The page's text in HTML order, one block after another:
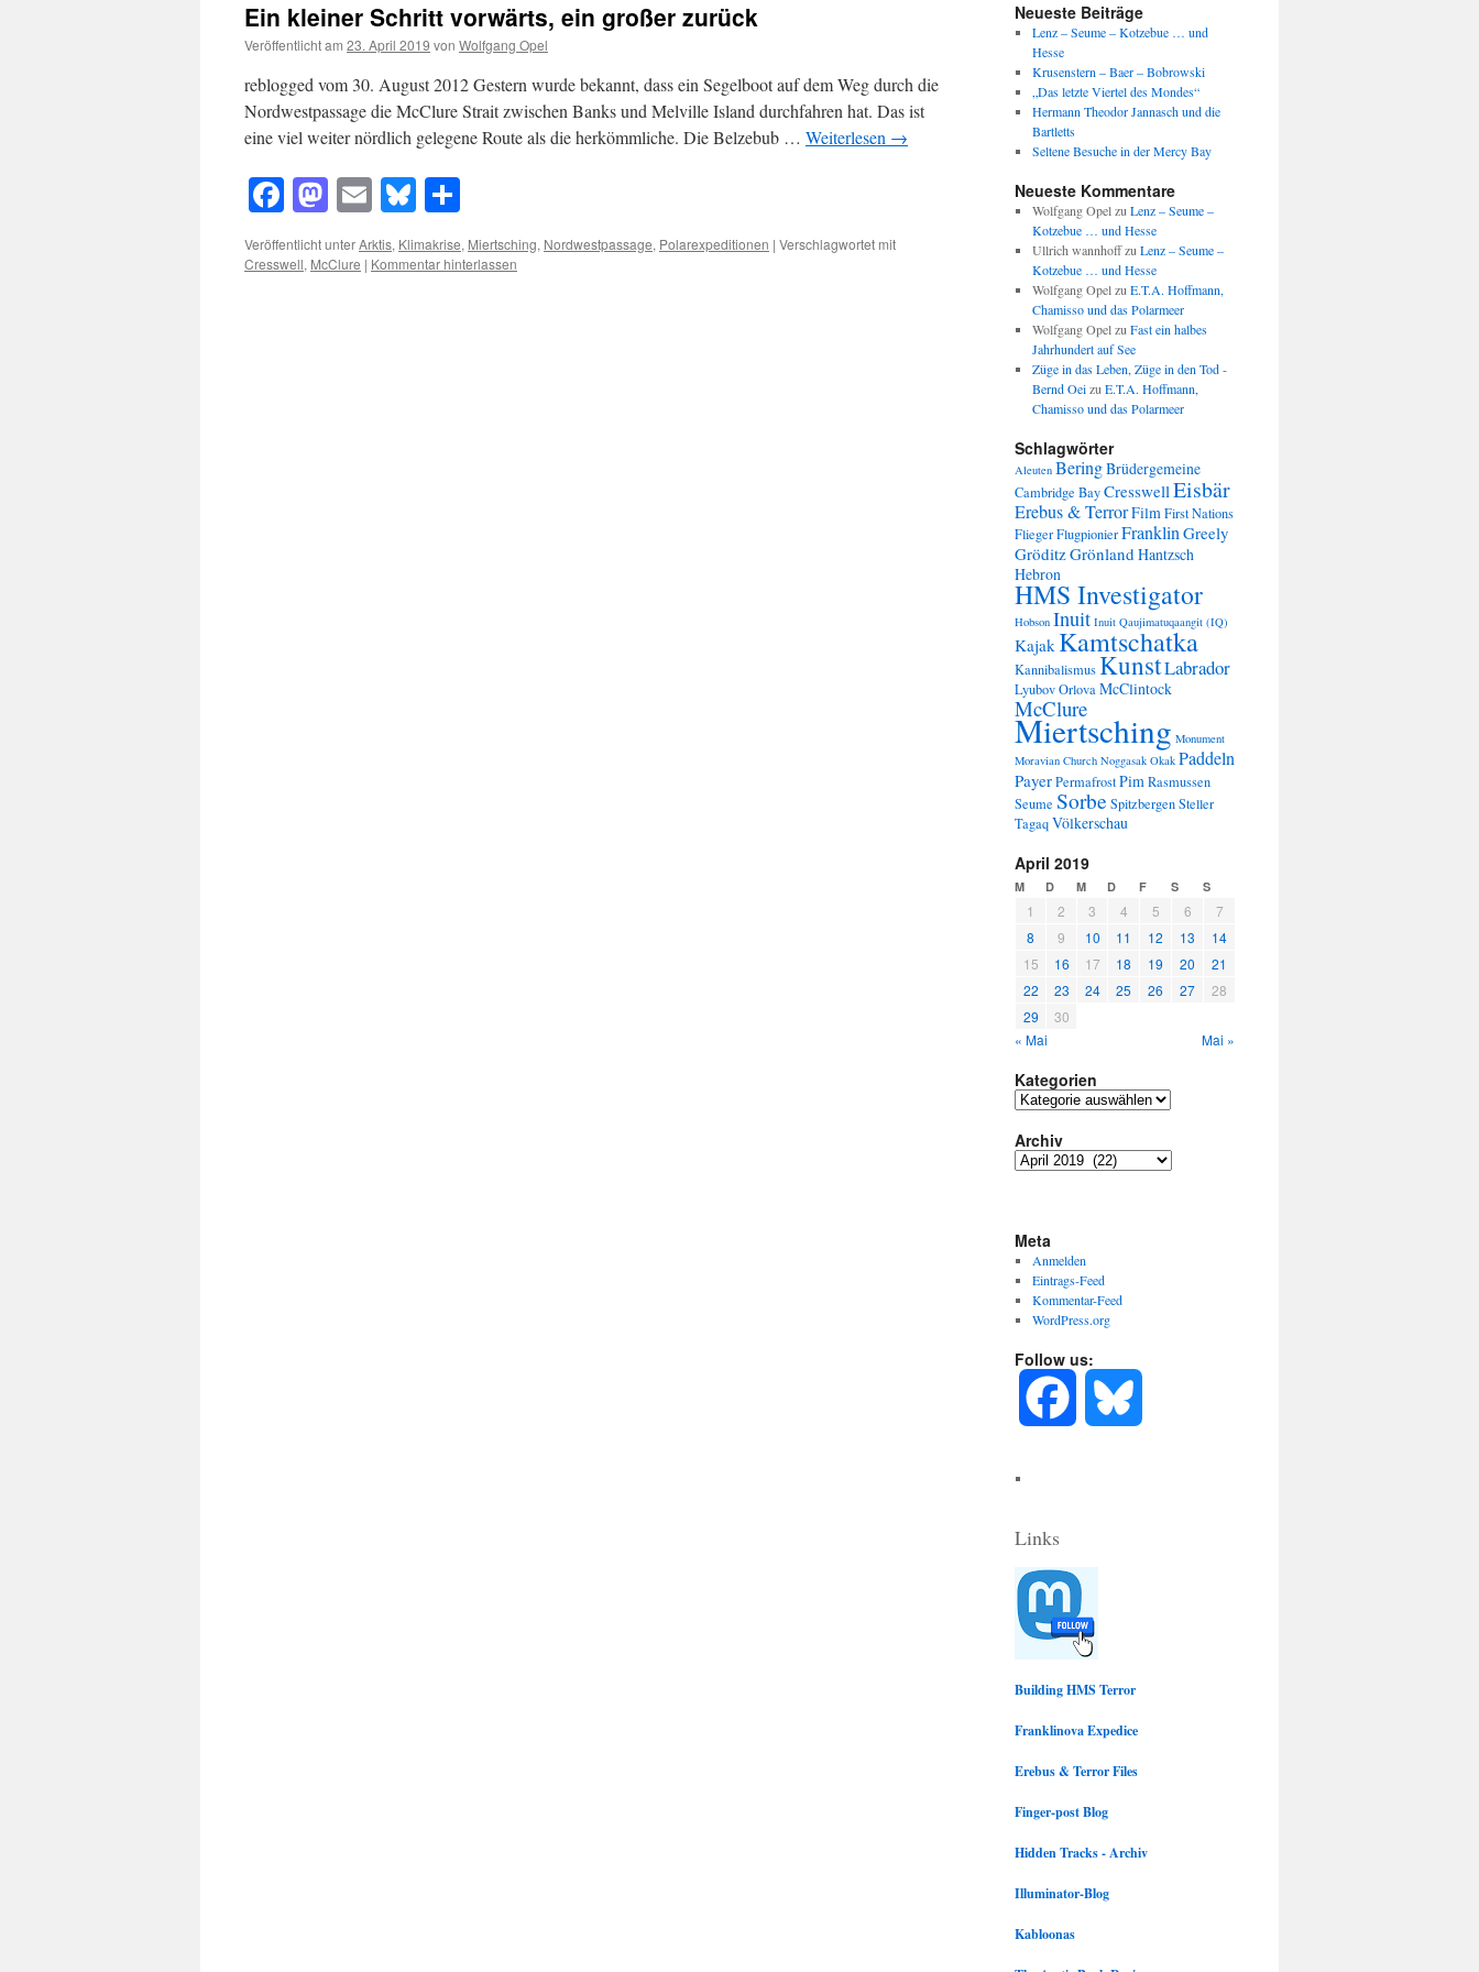
Ein kleiner Schritt vorwärts, ein großer zurück
Veröffentlicht am 23. April 2019 von Wolfgang Opel
reblogged vom 30. August 2012 Gestern wurde bekannt, dass ein Segelboot auf dem Weg durch die
Nordwestpassage die McClure Strait zwischen Banks und Melville Island durchfahren hat. Das ist
eine viel weiter nördlich gelegene Route als die herkömmliche. Die Belzebub … Weiterlesen →
Facebook
Mastodon
EmailBluesky
Veröffentlicht unterArktis, Klimakrise, Miertsching, Nordwestpassage, Polarexpeditionen | Verschlagwortet mit
Cresswell, McClure | Kommentar hinterlassen
Neueste Beiträge
Lenz – Seume – Kotzebue … und
Hesse
Krusenstern – Baer – Bobrowski
„Das letzte Viertel des Mondes“
Hermann Theodor Jannasch und die
Bartletts
Seltene Besuche in der Mercy Bay
Neueste Kommentare
Wolfgang Opelzu Lenz – Seume –
Kotzebue … und Hesse
Ullrich wannhoffzu Lenz – Seume –
Kotzebue … und Hesse
Wolfgang Opelzu E.T.A. Hoffmann,
Chamisso und das Polarmeer
Wolfgang Opelzu Fast ein halbes
Jahrhundert auf See
Züge in das Leben, Züge in den Tod -
Bernd Oeizu E.T.A. Hoffmann,
Chamisso und das Polarmeer
Schlagwörter
Aleuten BeringBrüdergemeine
Cambridge BayCresswellEisbär
Erebus & TerrorFilmFirst Nations
FliegerFlugpionierFranklinGreely
GröditzGrönlandHantzsch
Hebron
HMS Investigator
Hobson Inuit Inuit Qaujimatuqaangit (IQ)
Kajak Kamtschatka
KannibalismusKunstLabrador
Lyubov Orlova McClintock
McClure
Miertsching Monument
Moravian Church Noggasak Okak Paddeln
PayerPermafrostPimRasmussen
Seume Sorbe SpitzbergenSteller
TagaqVölkerschau
April 2019
M D M D F S S
1 2 3 4 5 6
7
8
9 10 11 12 13
14
15
16 17 18 19 20
21
22
23 24 25 26 27
28
29
30
« Mai
Mai »
Kategorien
Kategorien
Archiv
Archiv
Meta
Anmelden
Eintrags-Feed
Kommentar-Feed
WordPress.org
Follow us:
b
o
o
Links
Building HMS Terror
Franklinova Expedice
Erebus & Terror Files
Finger-post Blog
Hidden Tracks - Archiv
Illuminator-Blog
Kabloonas